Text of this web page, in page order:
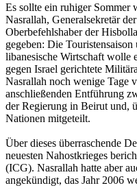
Es sollte ein ruhiger Sommer
Nasrallah, Generalsekretär
Oberbefehlshaber der
gegeben: Die
libanesische Wirtschaft wolle
gegen Israel gerichtete
Nasrallah noch wenige Tage
anschließenden Entführung
der Regierung in Beirut und,
Nationen mitgeteilt.
Über dieses überraschende
neuesten Nahostkrieges
(ICG). Nasrallah hatte aber
angekündigt, das Jahr 2006